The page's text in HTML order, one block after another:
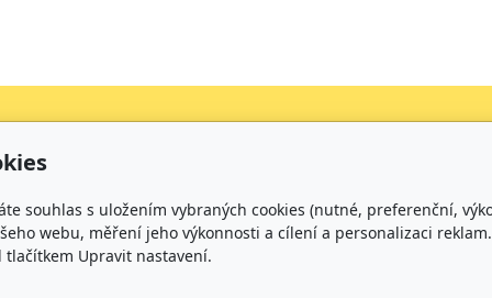
Kontakt
+420 734 316 620 - Ředitel školy
+420 733 539 322 - Zástupce ředitele pro předškolní
souhlas s uložením vybraných cookies (nutné, preferenční,
webu, měření jeho výkonnosti a cílení a personalizaci
Upravit nastavení.